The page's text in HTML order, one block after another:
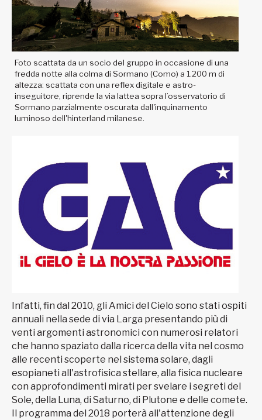
Foto scattata da un socio del gruppo in occasione di una
fredda notte alla colma di Sormano (Como) a 1.200 m di
altezza: scattata con una reflex digitale e astro-
inseguitore, riprende la via lattea sopra l’osservatorio di
Sormano parzialmente oscurata dall'inquinamento
luminoso dell'hinterland milanese.
Infatti, fin dal 2010, gli Amici del Cielo sono stati ospiti
annuali nella sede di via Larga presentando più di
venti argomenti astronomici con numerosi relatori
che hanno spaziato dalla ricerca della vita nel cosmo
alle recenti scoperte nel sistema solare, dagli
esopianeti all'astrofisica stellare, alla fisica nucleare
con approfondimenti mirati per svelare i segreti del
Sole, della Luna, di Saturno, di Plutone e delle comete.
Il programma del 2018 porterà all'attenzione degli